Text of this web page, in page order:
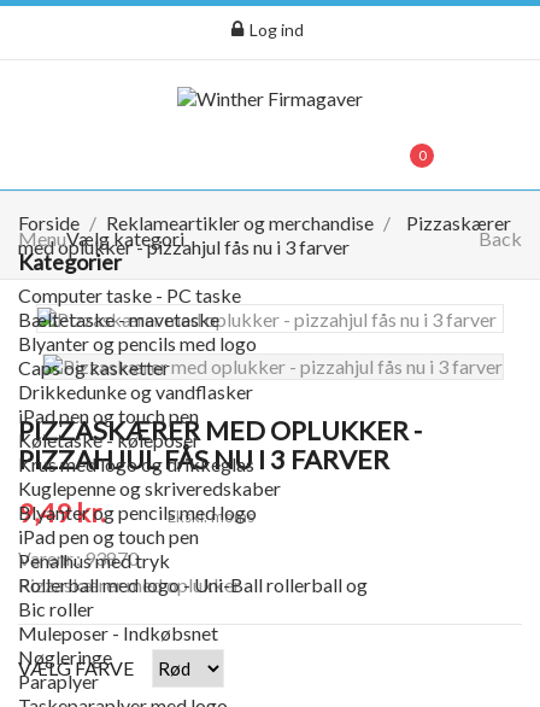
Log ind
0
Menu Back
Vælg kategori
Kategorier
Computer taske - PC taske
Bæltetaske - mavetaske
Blyanter og pencils med logo
Caps og kasketter
Drikkedunke og vandflasker
iPad pen og touch pen
Køletaske - køleposer
Krus med logo og drikkeglas
Kuglepenne og skriveredskaber
Blyanter og pencils med logo
iPad pen og touch pen
Penalhus med tryk
Rollerball med logo - Uni-Ball rollerball og
Bic roller
Muleposer - Indkøbsnet
Nøgleringe
Paraplyer
Forside Reklameartikler og merchandise
Pizzaskærer
med oplukker - pizzahjul fås nu i 3 farver
PIZZASKÆRER MED OPLUKKER -
PIZZAHJUL FÅS NU I 3 FARVER
9,49 kr.
Ekskl. moms
Varenr.: 93870
Pizzaskærer med oplukker
VÆLG FARVE